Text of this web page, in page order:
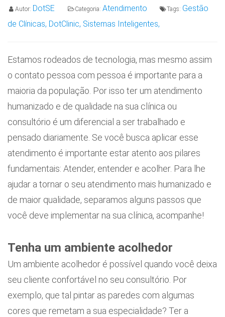
Autor: DotSE Categoria: Atendimento Tags: Gestão
de Clínicas, DotClinic, Sistemas Inteligentes,
Estamos rodeados de tecnologia, mas mesmo assim
o contato pessoa com pessoa é importante para a
maioria da população. Por isso ter um atendimento
humanizado e de qualidade na sua clínica ou
consultório é um diferencial a ser trabalhado e
pensado diariamente. Se você busca aplicar esse
atendimento é importante estar atento aos pilares
fundamentais: Atender, entender e acolher. Para lhe
ajudar a tornar o seu atendimento mais humanizado e
de maior qualidade, separamos alguns passos que
você deve implementar na sua clínica, acompanhe!
Tenha um ambiente acolhedor
Um ambiente acolhedor é possível quando você deixa
seu cliente confortável no seu consultório. Por
exemplo, que tal pintar as paredes com algumas
cores que remetam a sua especialidade? Ter a